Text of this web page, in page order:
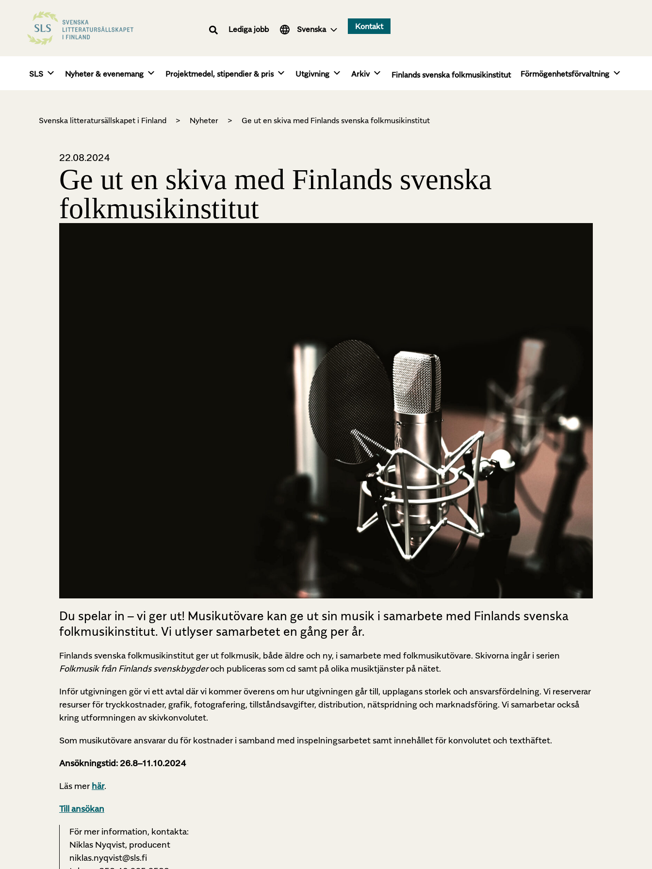
Lediga jobb Svenska
English Kontakt
SLS Nyheter & evenemang Projektmedel, stipendier & pris Utgivning Arkiv Finlands svenska folkmusikinstitut Förmögenhetsförvaltning
Svenska litteratursällskapet i Finland > Nyheter > Ge ut en skiva med Finlands svenska folkmusikinstitut
22.08.2024
Ge ut en skiva med Finlands svenska
folkmusikinstitut
Du spelar in – vi ger ut! Musikutövare kan ge ut sin musik i samarbete med Finlands svenska
folkmusikinstitut. Vi utlyser samarbetet en gång per år.
Finlands svenska folkmusikinstitut ger ut folkmusik, både äldre och ny, i samarbete med folkmusikutövare. Skivorna ingår i serien
Folkmusik från Finlands svenskbygderoch publiceras som cd samt på olika musiktjänster på nätet.
Inför utgivningen gör vi ett avtal där vi kommer överens om hur utgivningen går till, upplagans storlek och ansvarsfördelning. Vi reserverar
resurser för tryckkostnader, grafik, fotografering, tillståndsavgifter, distribution, nätspridning och marknadsföring. Vi samarbetar också
kring utformningen av skivkonvolutet.
Som musikutövare ansvarar du för kostnader i samband med inspelningsarbetet samt innehållet för konvolutet och texthäftet.
Ansökningstid: 26.8–11.10.2024
Läs mer här.
Till ansökan
För mer information, kontakta:
Niklas Nyqvist, producent
niklas.nyqvist@sls.fi